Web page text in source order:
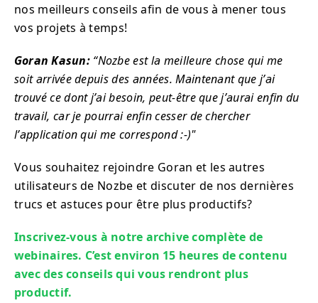
nos meilleurs conseils afin de vous à mener tous
vos projets à temps!
Goran Kasun: “Nozbe est la meilleure chose qui me
soit arrivée depuis des années. Maintenant que j’ai
trouvé ce dont j’ai besoin, peut-être que j’aurai enfin du
travail, car je pourrai enfin cesser de chercher
l’application qui me correspond :-)"
Vous souhaitez rejoindre Goran et les autres
utilisateurs de Nozbe et discuter de nos dernières
trucs et astuces pour être plus productifs?
Inscrivez-vous à notre archive complète de
webinaires. C’est environ 15 heures de contenu
avec des conseils qui vous rendront plus
productif.